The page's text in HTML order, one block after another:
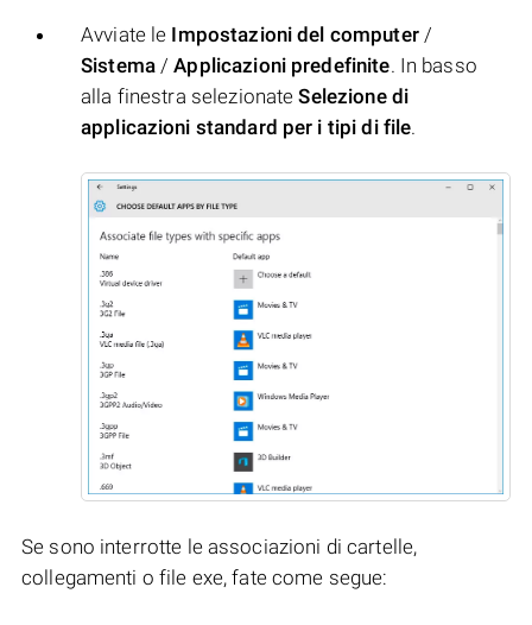
Avviate le Impostazioni del computer/
Sistema/Applicazioni predefinite. In basso
alla finestra selezionateSelezione di
applicazioni standard per i tipi di file.
Se sono interrotte le associazioni di cartelle,
collegamenti o file exe, fate come segue: